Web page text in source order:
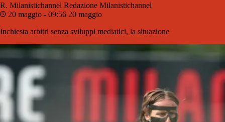
R. Milanistichannel Redazione Milanistichannel
20 maggio - 09:56 20 maggio
Inchiesta arbitri senza sviluppi mediatici, la situazione